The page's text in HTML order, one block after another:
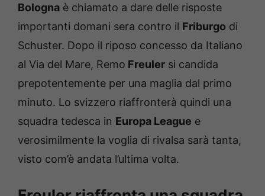
Bologna è chiamato a dare delle risposte
importanti domani sera contro il Friburgo di
Schuster. Dopo il riposo concesso da Italiano
al Via del Mare, Remo Freuler si candida
prepotentemente per una maglia dal primo
minuto. Lo svizzero riaffronterà quindi una
squadra tedesca in Europa League e
verosimilmente la voglia di rivalsa sarà tanta,
visto com’è andata l’ultima volta.